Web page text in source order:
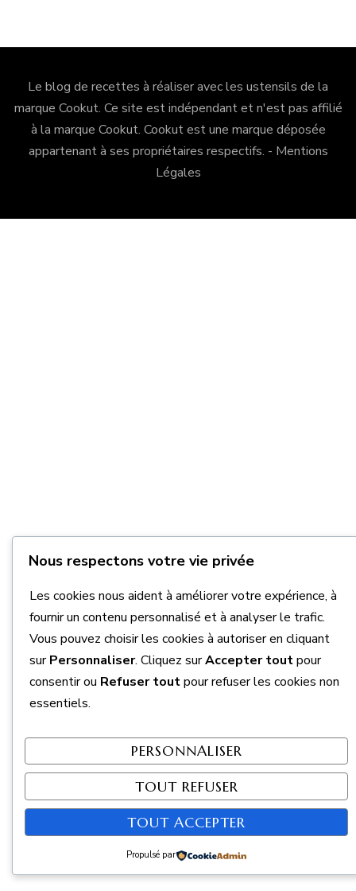
Le blog de recettes à réaliser avec les ustensils de la
marque Cookut. Ce site est indépendant et n'est pas affilié
à la marque Cookut. Cookutest une marque déposée
appartenant à ses propriétaires respectifs. - Mentions
Légales
Nous respectons votre vie privée
Les cookies nous aident à améliorer votre expérience, à
fournir un contenu personnalisé et à analyser le trafic.
Vous pouvez choisir les cookies à autoriser en cliquant
surPersonnaliser. Cliquez surAccepter toutpour
consentir ou Refuser toutpour refuser les cookies non
essentiels.
PERSONNALISER
TOUT REFUSER
TOUT ACCEPTER
Propulsé par